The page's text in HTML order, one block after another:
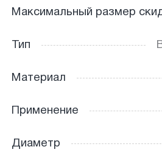
Максимальный размер
Тип
Материал
Применение
Диаметр